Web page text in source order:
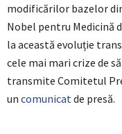
modificărilor bazelor
Nobel pentru Medicină
la această evoluție
cele mai mari crize de
transmite Comitetul
un comunicat de presă.